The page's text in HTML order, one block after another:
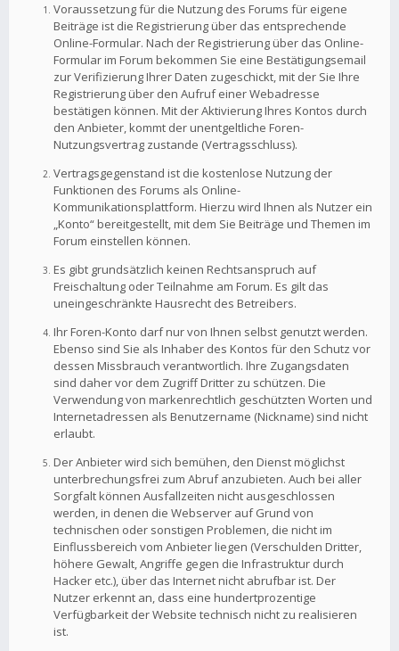
Voraussetzung für die Nutzung des Forums für eigene
Beiträge ist die Registrierung über das entsprechende
Online-Formular. Nach der Registrierung über das Online-
Formular im Forum bekommen Sie eine Bestätigungsemail
zur Verifizierung Ihrer Daten zugeschickt, mit der Sie Ihre
Registrierung über den Aufruf einer Webadresse
bestätigen können. Mit der Aktivierung Ihres Kontos durch
den Anbieter, kommt der unentgeltliche Foren-
Nutzungsvertrag zustande (Vertragsschluss).
Vertragsgegenstand ist die kostenlose Nutzung der
Funktionen des Forums als Online-
Kommunikationsplattform. Hierzu wird Ihnen als Nutzer ein
„Konto“ bereitgestellt, mit dem Sie Beiträge und Themen im
Forum einstellen können.
Es gibt grundsätzlich keinen Rechtsanspruch auf
Freischaltung oder Teilnahme am Forum. Es gilt das
uneingeschränkte Hausrecht des Betreibers.
Ihr Foren-Konto darf nur von Ihnen selbst genutzt werden.
Ebenso sind Sie als Inhaber des Kontos für den Schutz vor
dessen Missbrauch verantwortlich. Ihre Zugangsdaten
sind daher vor dem Zugriff Dritter zu schützen. Die
Verwendung von markenrechtlich geschützten Worten und
Internetadressen als Benutzername (Nickname) sind nicht
erlaubt.
Der Anbieter wird sich bemühen, den Dienst möglichst
unterbrechungsfrei zum Abruf anzubieten. Auch bei aller
Sorgfalt können Ausfallzeiten nicht ausgeschlossen
werden, in denen die Webserver auf Grund von
technischen oder sonstigen Problemen, die nicht im
Einflussbereich vom Anbieter liegen (Verschulden Dritter,
höhere Gewalt, Angriffe gegen die Infrastruktur durch
Hacker etc.), über das Internet nicht abrufbar ist. Der
Nutzer erkennt an, dass eine hundertprozentige
Verfügbarkeit der Website technisch nicht zu realisieren
ist.